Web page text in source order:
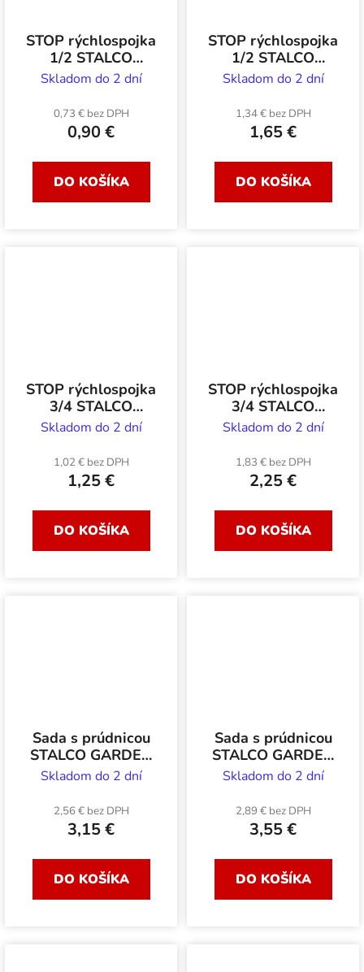
STOP rýchlospojka
1/2 STALCO
GARDEN plastová
Skladom do 2 dní
0,73 € bez DPH
0,90 €
DO KOŠÍKA
STOP rýchlospojka
1/2 STALCO
GARDEN
Skladom do 2 dní
1,34 € bez DPH
1,65 €
DO KOŠÍKA
STOP rýchlospojka
3/4 STALCO
GARDEN plastová
Skladom do 2 dní
1,02 € bez DPH
1,25 €
DO KOŠÍKA
STOP rýchlospojka
3/4 STALCO
GARDEN
Skladom do 2 dní
1,83 € bez DPH
2,25 €
DO KOŠÍKA
Sada s prúdnicou
STALCO GARDEN
regulovateľná 1/2-
Skladom do 2 dní
2,56 € bez DPH
3,15 €
DO KOŠÍKA
Sada s prúdnicou
STALCO GARDEN
regulovateľná 3/4-
Skladom do 2 dní
2,89 € bez DPH
3,55 €
DO KOŠÍKA